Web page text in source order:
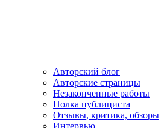
Авторский блог
Авторские страницы
Незаконченные работы
Полка публициста
Отзывы, критика, обзоры
Интервью